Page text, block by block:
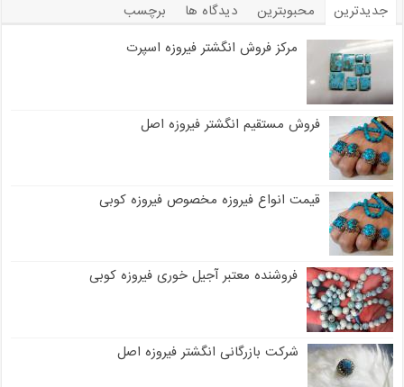
جدیدترین محبوبترین دیدگاه ها
برچسب
مرکز فروش انگشتر فیروزه اسپرت
فروش مستقیم انگشتر فیروزه اصل
قیمت انواع فیروزه مخصوص فیروزه کوبی
فروشنده معتبر آجیل خوری فیروزه کوبی
شرکت بازرگانی انگشتر فیروزه اصل